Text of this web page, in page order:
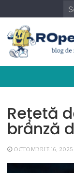
to
content
Rețetă
brânză
OCTOMBRIE 16, 2025